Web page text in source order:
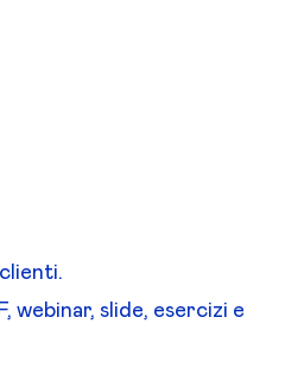
webinar, slide, esercizi e